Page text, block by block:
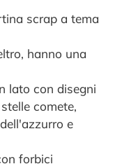
scrap a tema
hanno una
lato con disegni
comete,
e
forbici